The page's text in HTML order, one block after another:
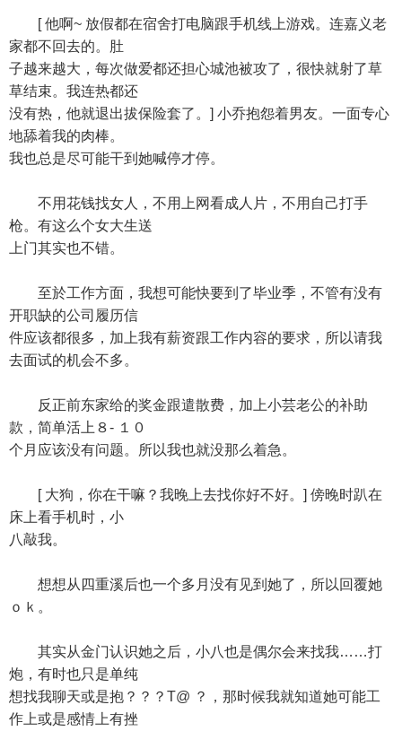
[ 他啊~ 放假都在宿舍打电脑跟手机线上游戏。连嘉义老
家都不回去的。肚
子越来越大，每次做爱都还担心城池被攻了，很快就射了草
草结束。我连热都还
没有热，他就退出拔保险套了。] 小乔抱怨着男友。一面专心
地舔着我的肉棒。
我也总是尽可能干到她喊停才停。
不用花钱找女人，不用上网看成人片，不用自己打手
枪。有这么个女大生送
上门其实也不错。
至於工作方面，我想可能快要到了毕业季，不管有没有
开职缺的公司履历信
件应该都很多，加上我有薪资跟工作内容的要求，所以请我
去面试的机会不多。
反正前东家给的奖金跟遣散费，加上小芸老公的补助
款，简单活上８- １０
个月应该没有问题。所以我也就没那么着急。
[ 大狗，你在干嘛？我晚上去找你好不好。] 傍晚时趴在
床上看手机时，小
八敲我。
想想从四重溪后也一个多月没有见到她了，所以回覆她
ｏｋ。
其实从金门认识她之后，小八也是偶尔会来找我……打
炮，有时也只是单纯
想找我聊天或是抱？？？Τ@ ？，那时候我就知道她可能工
作上或是感情上有挫